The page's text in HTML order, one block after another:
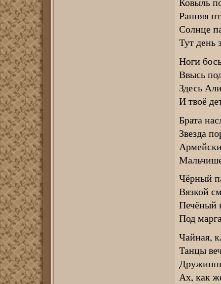
Ранняя
Солнце
Тут день
Ноги
Ввысь
Здесь
И твоё
Брата
Звезда
Чёрный
Вязкой
Печёный
Под
Чайная,
Танцы
Ах, как